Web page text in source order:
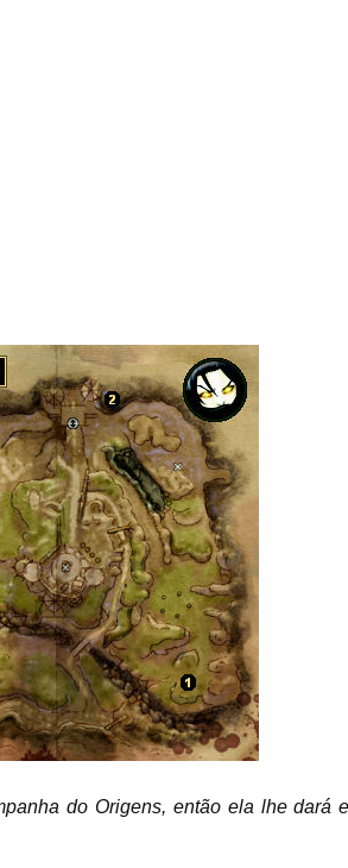
do Origens, então ela lhe dará